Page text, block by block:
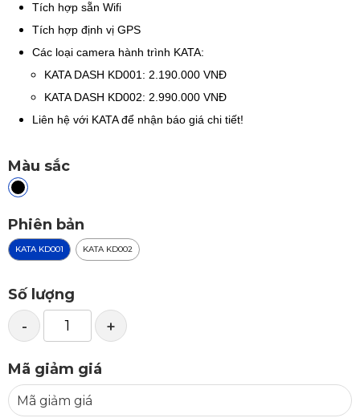
Tích hợp sẵn Wifi
Tích hợp định vị GPS
Các loại camera hành trình KATA:
KATA DASH KD001: 2.190.000 VNĐ
KATA DASH KD002: 2.990.000 VNĐ
Liên hệ với KATA để nhận báo giá chi tiết!
Màu sắc
Phiên bản
KATA KD001 KATA KD002
Số lượng
- +
Mã giảm giá